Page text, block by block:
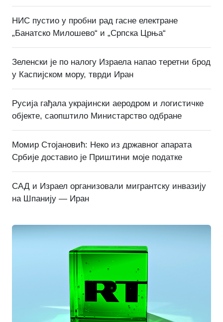
НИС пустио у пробни рад гасне електране
„Банатско Милошево“ и „Српска Црња“
Зеленски је по налогу Израела напао теретни брод
у Каспијском мору, тврди Иран
Русија гађала украјински аеродром и логистичке
објекте, саопштило Министарство одбране
Момир Стојановић: Неко из државног апарата
Србије доставио је Приштини моје податке
САД и Израел организовали мигрантску инвазију
на Шпанију — Иран